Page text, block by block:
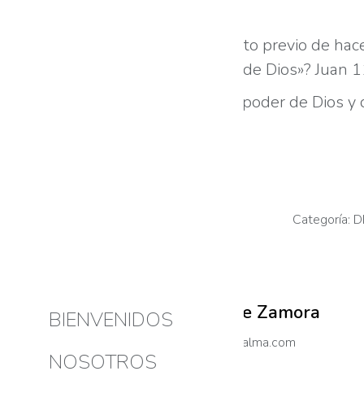
BIENVENIDOS
NOSOTROS
Sin embargo, en el momento previo de
verás la gloria de Dios»? Juan
La falta de fe nos aleja del poder de Dios
Categoría:
Autor: Kike Zamora
https://vidaatualma.com